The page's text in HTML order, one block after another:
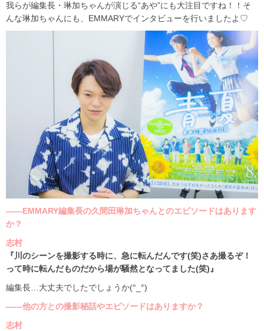
我らが編集長・琳加ちゃんが演じる“あや”にも大注目ですね！！そ
んな琳加ちゃんにも、EMMARYでインタビューを行いましたよ♡
――EMMARY編集長の久間田琳加ちゃんとのエピソードはあります
か？
志村
『川のシーンを撮影する時に、急に転んだんです(笑)さあ撮るぞ！
って時に転んだものだから場が騒然となってました(笑)』
編集長…大丈夫でしたでしょうか(°_°)
――他の方との撮影秘話やエピソードはありますか？
志村